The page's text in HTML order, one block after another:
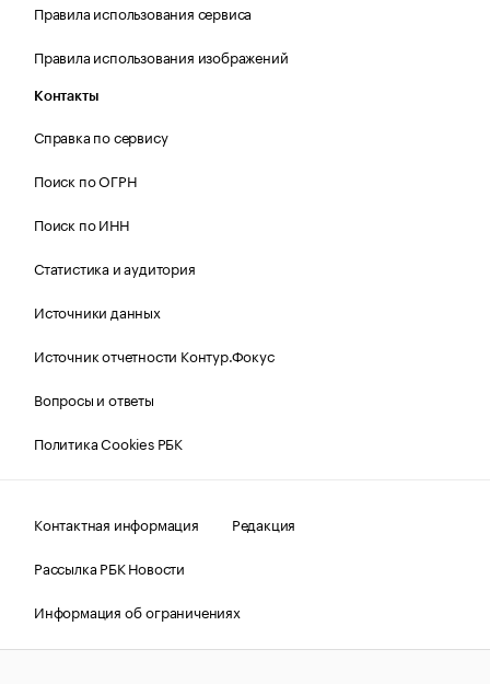
Правила использования сервиса
Правила использования изображений
Контакты
Справка по сервису
Поиск по ОГРН
Поиск по ИНН
Статистика и аудитория
Источники данных
Источник отчетности Контур.Фокус
Вопросы и ответы
Политика Cookies РБК
Контактная информация
Редакция
Рассылка РБК Новости
Информация об ограничениях
Правовая информация
О соблюдении авторских прав